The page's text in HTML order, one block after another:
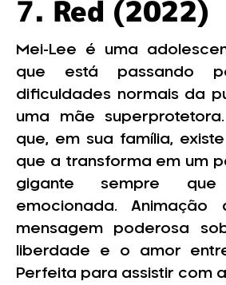
7. Red (2022)
Mei-Lee é uma
que está passando
dificuldades normais da
uma mãe
que, em sua família,
que a transforma em um
gigante sempre
emocionada.
mensagem poderosa
liberdade e o amor
Perfeita para assistir com